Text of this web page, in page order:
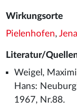
Wirkungsorte
Pielenhofen, Jena
Literatur/
Weigel,
Hans:
1967, Nr.88.